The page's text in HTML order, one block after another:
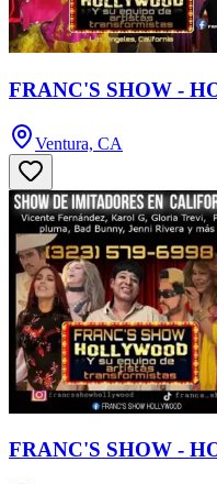
FRANC'S SHOW -
Ventura, CA
FRANC'S SHOW -